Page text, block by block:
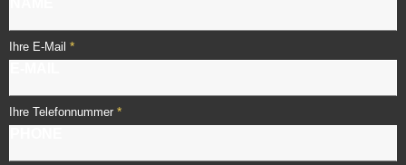
Ihre E-Mail *
Ihre Telefonnummer *